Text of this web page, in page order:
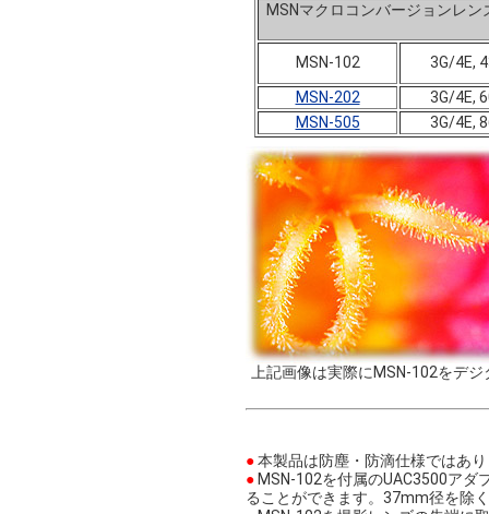
MSNマクロコンバージョンレ
MSN-102
3G/4E,
MSN-202
3G/4E,
MSN-505
3G/4E,
上記画像は実際にMSN-102をデ
●本製品は防塵・防滴仕様ではあり
● MSN-102を付属のUAC3500ア
ることができます。37mm径を除